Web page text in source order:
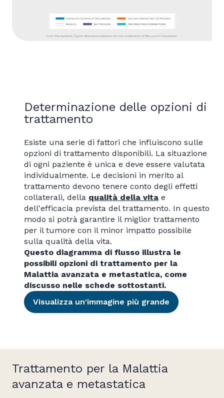
Determinazione delle opzioni di
trattamento
Esiste una serie di fattori che influiscono sulle
opzioni di trattamento disponibili. La situazione
di ogni paziente è unica e deve essere valutata
individualmente. Le decisioni in merito al
trattamento devono tenere conto degli effetti
collaterali, della qualità della vita e
dell'efficacia prevista del trattamento. In questo
modo si potrà garantire il miglior trattamento
per il tumore con il minor impatto possibile
sulla qualità della vita.
Questo diagramma di flusso illustra le
possibili opzioni di trattamento per la
Malattia avanzata e metastatica, come
discusso nelle schede sottostanti.
Visualizza un'immagine più grande
Trattamento per la Malattia
avanzata e metastatica